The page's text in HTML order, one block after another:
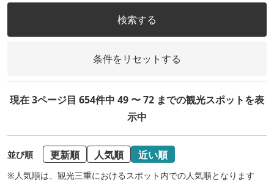
検索する
条件をリセットする
現在 3ページ目 654件中 49 〜 72 までの観光スポットを表
示中
並び順 更新順 人気順 近い順
※人気順は、観光三重におけるスポット内での人気順となります